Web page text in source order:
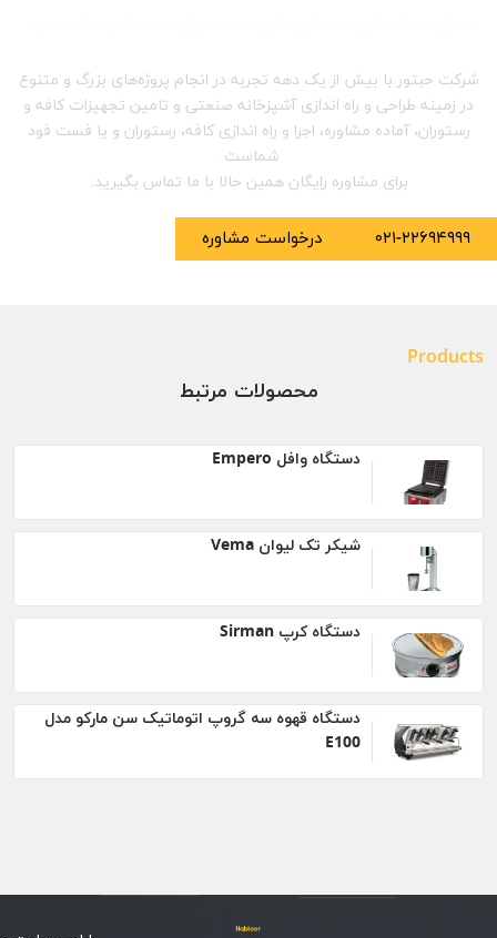
شرکت حبتور با بیش از یک دهه تجربه در انجام پروژه‌های بزرگ و متنوع
در زمینه طراحی و راه اندازی آشپزخانه صنعتی و تامین تجهیزات کافه و
رستوران، آماده مشاوره، اجرا و راه اندازی کافه، رستوران و یا فست فود
شماست.
برای مشاوره رایگان همین حالا با ما تماس بگیرید.
۰۲۱-۲۲۶۹۴۹۹۹ درخواست مشاوره
Products
محصولات مرتبط
دستگاه وافل Empero
شیکر تک لیوان Vema
دستگاه کرپ Sirman
دستگاه قهوه سه گروپ اتوماتیک سن مارکو مدل
E100